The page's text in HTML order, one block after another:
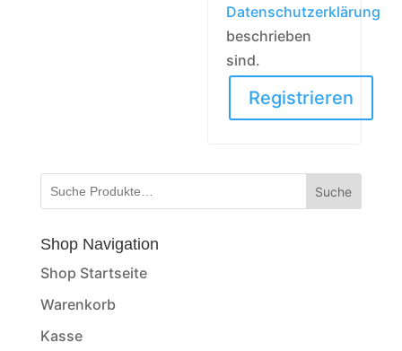
Datenschutzerklärung
beschrieben
sind.
Registrieren
Suche
Shop Navigation
Shop Startseite
Warenkorb
Kasse